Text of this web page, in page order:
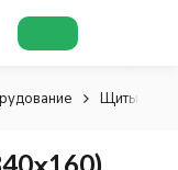
Щиты и